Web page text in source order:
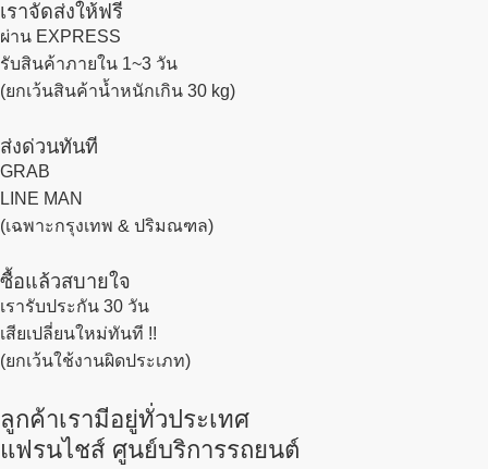
เราจัดส่งให้ฟรี
ผ่าน EXPRESS
รับสินค้าภายใน 1~3 วัน
(ยกเว้นสินค้าน้ำหนักเกิน 30 kg)
ส่งด่วนทันที
GRAB
LINE MAN
(เฉพาะกรุงเทพ & ปริมณฑล)
ซื้อแล้วสบายใจ
เรารับประกัน 30 วัน
เสียเปลี่ยนใหม่ทันที !!
(ยกเว้นใช้งานผิดประเภท)
ลูกค้าเรามีอยู่ทั่วประเทศ
แฟรนไชส์ ศูนย์บริการรถยนต์